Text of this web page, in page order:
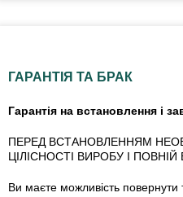
ГАРАНТІЯ ТА БРАК
Гарантія на встановлення і
ПЕРЕД ВСТАНОВЛЕННЯМ
ЦІЛІСНОСТІ ВИРОБУ І
Ви маєте можливість повернути